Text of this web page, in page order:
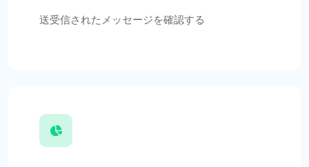
送受信されたメッセージを確認する